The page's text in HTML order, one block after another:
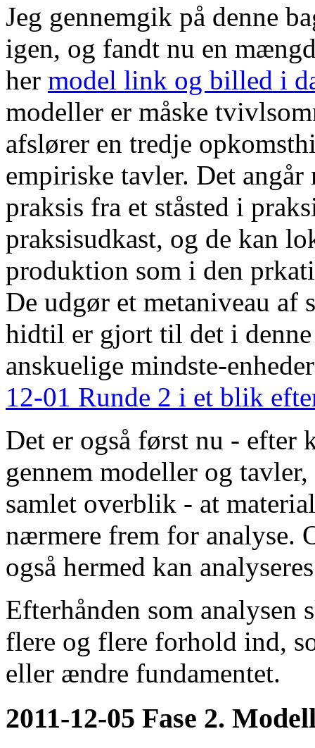
Jeg gennemgik på denne
igen, og fandt nu en
her model link og billed i
modeller er måske
afslører en tredje
empiriske tavler. Det
praksis fra et ståsted i
praksisudkast, og de kan
produktion som i den
De udgør et metaniveau af
hidtil er gjort til det i
anskuelige mindste-
12-01 Runde 2 i et blik
Det er også først nu - efter
gennem modeller og
samlet overblik - at
nærmere frem for analyse.
også hermed kan
Efterhånden som
flere og flere forhold ind,
eller ændre fundamentet.
2011-12-05 Fase 2.